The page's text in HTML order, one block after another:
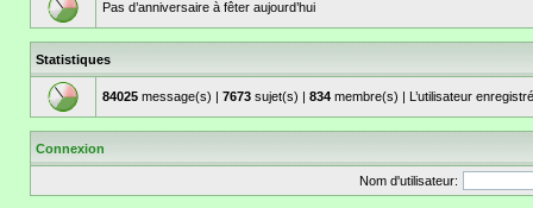
Pas d’anniversaire à fêter aujourd’hui
Statistiques
84025 message(s) | 7673 sujet(s) | 834 membre(s) | L’utilisateur
Connexion
Nom d'utilisateur: